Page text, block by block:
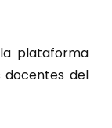
plataforma
del